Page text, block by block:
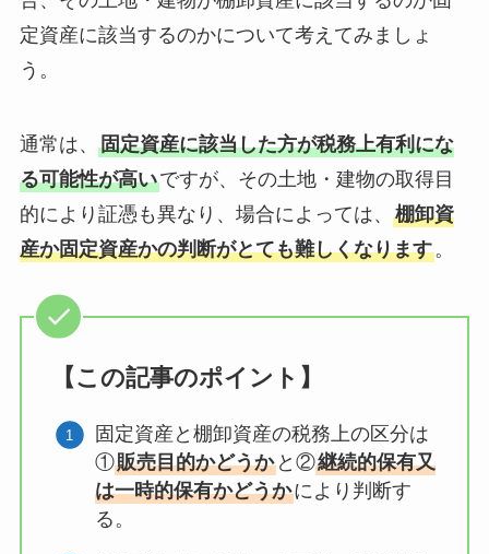
定資産に該当するのかについて考えてみましょ
う。
通常は、 固定資産に該当した方が税務上有利にな
る可能性が高いですが、その土地・建物の取得目
的により証憑も異なり、場合によっては、 棚卸資
産か固定資産かの判断がとても難しくなります。
【この記事のポイント】
固定資産と棚卸資産の税務上の区分は
①販売目的かどうか と②継続的保有又
は一時的保有かどうかにより判断す
る。